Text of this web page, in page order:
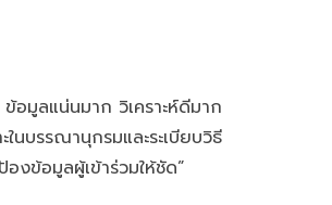
อมูลแน่นมาก วิเคราะห์ดีมาก
ในบรรณานุกรมและระเบียบวิธี
งข้อมูลผู้เข้าร่วมให้ชัด”